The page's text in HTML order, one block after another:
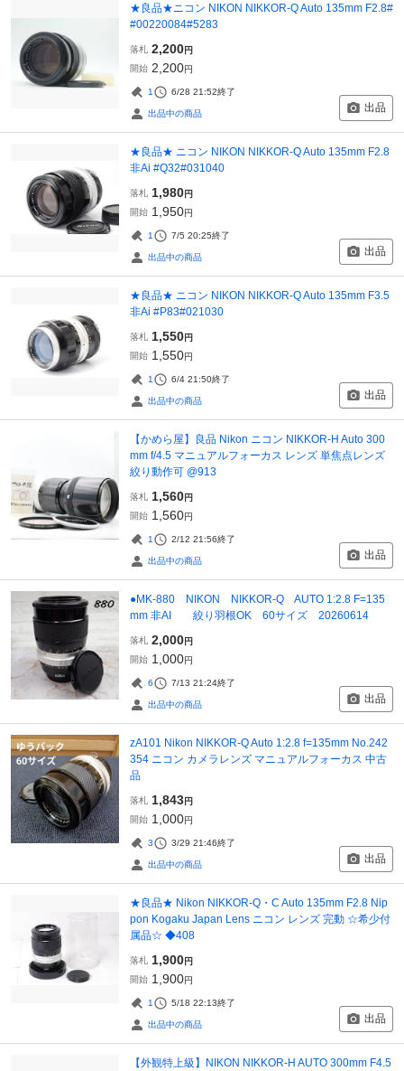
★良品★ニコン NIKON NIKKOR-Q Auto 135mm F2.8#
#00220084#5283
落札 2,200円
開始 2,200円
1 6/28 21:52終了
出品中の商品 出品
★良品★ ニコン NIKON NIKKOR-Q Auto 135mm F2.8
非Ai #Q32#031040
落札 1,980円
開始 1,950円
1 7/5 20:25終了
出品中の商品 出品
★良品★ ニコン NIKON NIKKOR-Q Auto 135mm F3.5
非Ai #P83#021030
落札 1,550円
開始 1,550円
1 6/4 21:50終了
出品中の商品 出品
【かめら屋】良品 Nikon ニコン NIKKOR-H Auto 300
mm f/4.5 マニュアルフォーカス レンズ 単焦点レンズ
絞り動作可 @913
落札 1,560円
開始 1,560円
1 2/12 21:56終了
出品中の商品 出品
●MK-880 NIKON NIKKOR-Q AUTO 1:2.8 F=135
mm 非AI 絞り羽根OK 60サイズ 20260614
落札 2,000円
開始 1,000円
6 7/13 21:24終了
出品中の商品 出品
zA101 Nikon NIKKOR-Q Auto 1:2.8 f=135mm No.242
354 ニコン カメラレンズ マニュアルフォーカス 中古
品
落札 1,843円
開始 1,000円
3 3/29 21:46終了
出品中の商品 出品
★良品★ Nikon NIKKOR-Q・C Auto 135mm F2.8 Nip
pon Kogaku Japan Lens ニコン レンズ 完動 ☆希少付
属品☆ ◆408
落札 1,900円
開始 1,900円
1 5/18 22:13終了
出品中の商品 出品
【外観特上級】NIKON NIKKOR-H AUTO 300mm F4.5